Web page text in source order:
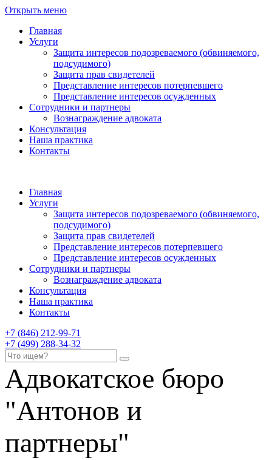
Открыть меню
Главная
Услуги
Защита интересов подозреваемого (обвиняемого,
подсудимого)
Защита прав свидетелей
Представление интересов потерпевшего
Представление интересов осужденных
Сотрудники и партнеры
Вознаграждение адвоката
Консультация
Наша практика
Контакты
Главная
Услуги
Защита интересов подозреваемого (обвиняемого,
подсудимого)
Защита прав свидетелей
Представление интересов потерпевшего
Представление интересов осужденных
Сотрудники и партнеры
Вознаграждение адвоката
Консультация
Наша практика
Контакты
+7 (846) 212-99-71
+7 (499) 288-34-32
Адвокатское бюро
"Антонов и
партнеры"